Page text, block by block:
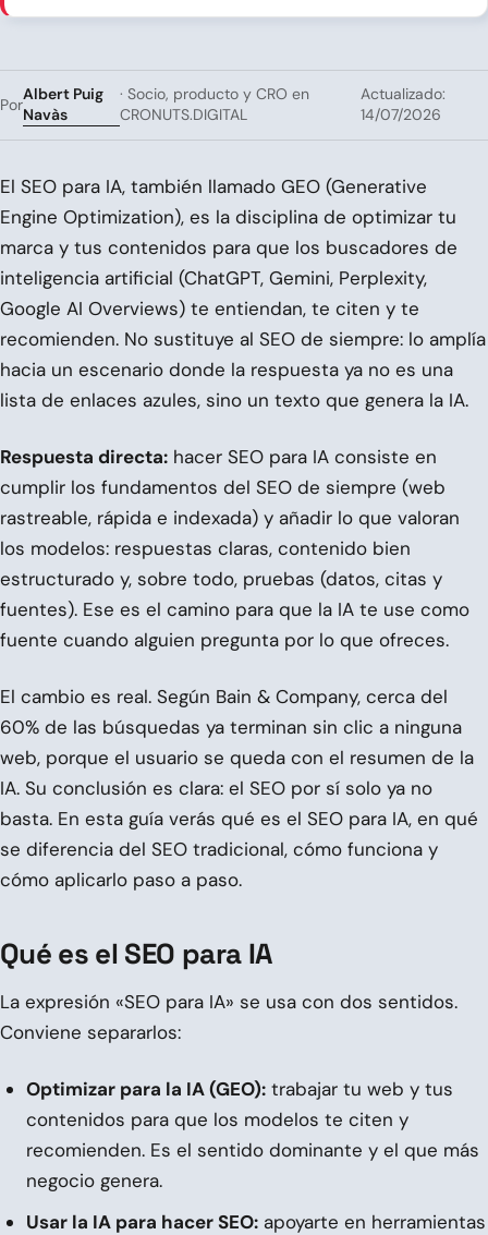
Por
Albert Puig
Navàs
· Socio, producto y CRO en
CRONUTS.DIGITAL
Actualizado:
14/07/2026
El SEO para IA, también llamado GEO (Generative
Engine Optimization), es la disciplina de optimizar tu
marca y tus contenidos para que los buscadores de
inteligencia artificial (ChatGPT, Gemini, Perplexity,
Google AI Overviews) te entiendan, te citen y te
recomienden. No sustituye al SEO de siempre: lo amplía
hacia un escenario donde la respuesta ya no es una
lista de enlaces azules, sino un texto que genera la IA.
Respuesta directa: hacer SEO para IA consiste en
cumplir los fundamentos del SEO de siempre (web
rastreable, rápida e indexada) y añadir lo que valoran
los modelos: respuestas claras, contenido bien
estructurado y, sobre todo, pruebas (datos, citas y
fuentes). Ese es el camino para que la IA te use como
fuente cuando alguien pregunta por lo que ofreces.
El cambio es real. Según Bain & Company, cerca del
60% de las búsquedas ya terminan sin clic a ninguna
web, porque el usuario se queda con el resumen de la
IA. Su conclusión es clara: el SEO por sí solo ya no
basta. En esta guía verás qué es el SEO para IA, en qué
se diferencia del SEO tradicional, cómo funciona y
cómo aplicarlo paso a paso.
Qué es el SEO para IA
La expresión «SEO para IA» se usa con dos sentidos.
Conviene separarlos:
Optimizar para la IA (GEO): trabajar tu web y tus
contenidos para que los modelos te citen y
recomienden. Es el sentido dominante y el que más
negocio genera.
Usar la IA para hacer SEO: apoyarte en herramientas